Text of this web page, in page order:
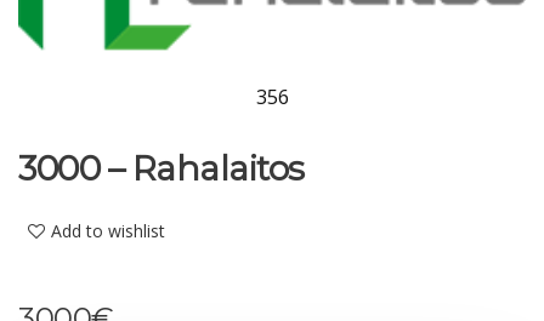
356
3000 – Rahalaitos
Add to wishlist